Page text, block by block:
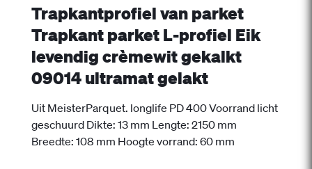
Trapkantprofiel van parket
Trapkant parket L-profiel Eik
levendig crèmewit gekalkt
09014 ultramat gelakt
Uit MeisterParquet. longlife PD 400 Voorrand licht
geschuurd Dikte: 13 mm Lengte: 2150 mm
Breedte: 108 mm Hoogte vorrand: 60 mm